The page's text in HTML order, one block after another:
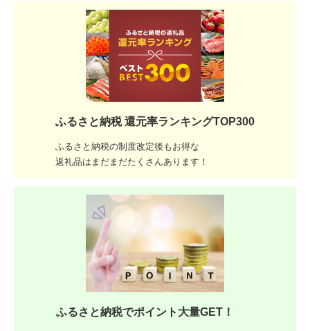
ふるさと納税 還元率ランキングTOP300
ふるさと納税の制度改定後もお得な
返礼品はまだまだたくさんあります！
ふるさと納税でポイント大量GET！